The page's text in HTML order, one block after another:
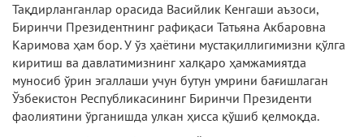
Тақдирланганлар орасида Васийлик Кенгаши аъзоси,
Биринчи Президентнинг рафиқаси Татьяна Акбаровна
Каримова ҳам бор. У ўз ҳаётини мустақиллигимизни қўлга
киритиш ва давлатимизнинг халқаро ҳамжамиятда
муносиб ўрин эгаллаши учун бутун умрини бағишлаган
Ўзбекистон Республикасининг Биринчи Президенти
фаолиятини ўрганишда улкан ҳисса қўшиб қелмоқда.